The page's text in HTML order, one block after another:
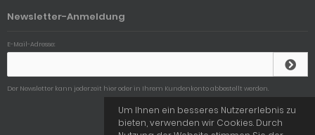
Newsletter-Anmeldung
E-Mail-Adresse:
Der Newsletter kann jederzeit hier oder in Ihrem Kundenkonto abbestellt werden.
Um Ihnen ein besseres Nutzererlebnis zu
bieten, verwenden wir Cookies. Durch